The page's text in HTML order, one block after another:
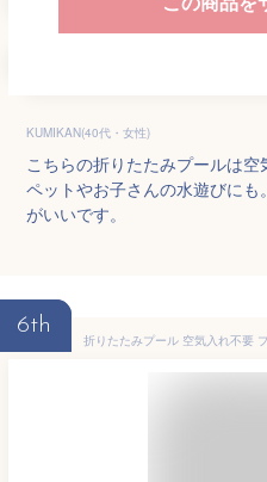
KUMIKAN(40代・女性)
こちらの折りたたみプールは空
ペットやお子さんの水遊びに
がいいです。
6th